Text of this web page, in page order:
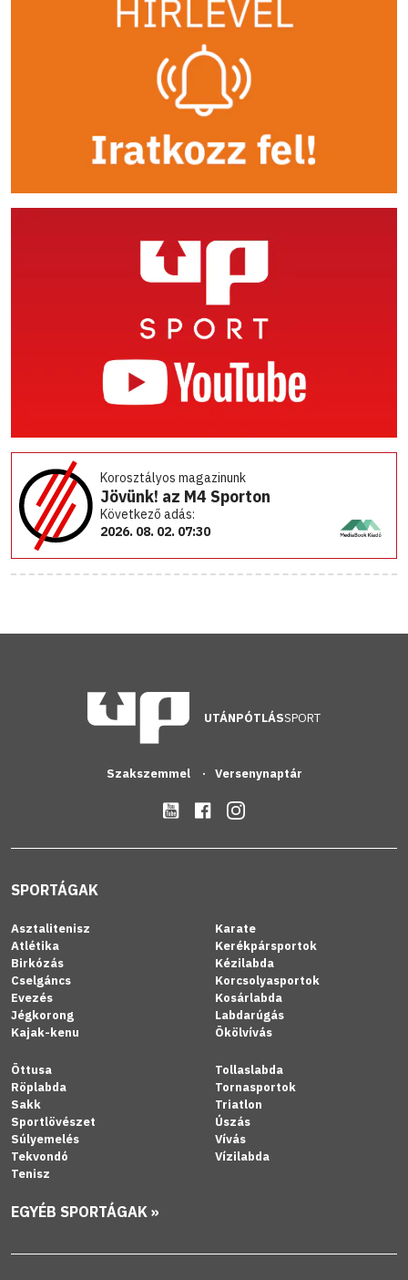
Korosztályos magazinunk
Jövünk! az M4 Sporton
Következő adás:
2026. 08. 02. 07:30
UTÁNPÓTLÁSSPORT
Szakszemmel Versenynaptár
SPORTÁGAK
Asztalitenisz
Atlétika
Birkózás
Cselgáncs
Evezés
Jégkorong
Kajak-kenu
Karate
Kerékpársportok
Kézilabda
Korcsolyasportok
Kosárlabda
Labdarúgás
Ökölvívás
Öttusa
Röplabda
Sakk
Sportlövészet
Súlyemelés
Tekvondó
Tenisz
Tollaslabda
Tornasportok
Triatlon
Úszás
Vívás
Vízilabda
EGYÉB SPORTÁGAK »